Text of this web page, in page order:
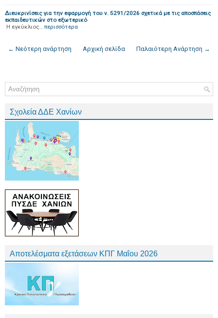
Διευκρινίσεις για την εφαρμογή του ν. 5291/2026 σχετικά με τις αποσπάσεις
εκπαιδευτικών στο εξωτερικό
Η εγκύκλιος… περισσότερα
← Νεότερη ανάρτηση Παλαιότερη Ανάρτηση →
Αρχική σελίδα
Σχολεία ΔΔΕ Χανίων
Αποτελέσματα εξετάσεων ΚΠΓ Μαΐου 2026